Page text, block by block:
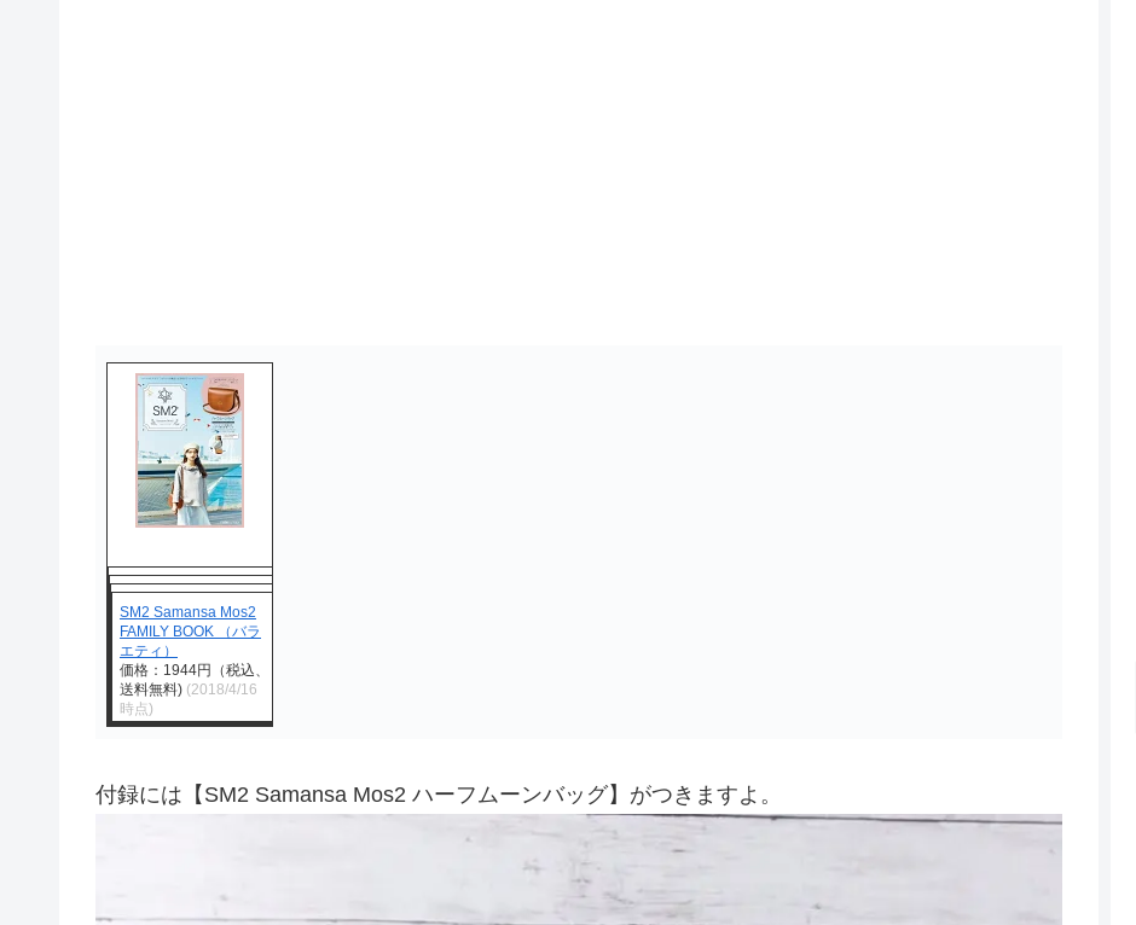
SM2 Samansa Mos2
FAMILY BOOK （バラ
エティ）
価格：1944円（税込、
送料無料) (2018/4/16
時点)
付録には【SM2 Samansa Mos2 ハーフムーンバッグ】がつきますよ。